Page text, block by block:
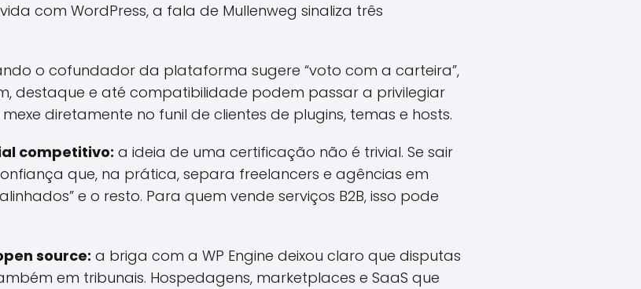
com WordPress, a fala de Mullenweg sinaliza três
o cofundador da plataforma sugere “voto com a carteira”,
destaque e até compatibilidade podem passar a privilegiar
diretamente no funil de clientes de plugins, temas e hosts.
competitivo: a ideia de uma certificação não é trivial. Se sair
que, na prática, separa freelancers e agências em
e o resto. Para quem vende serviços B2B, isso pode
source: a briga com a WP Engine deixou claro que disputas
em tribunais. Hospedagens, marketplaces e SaaS que